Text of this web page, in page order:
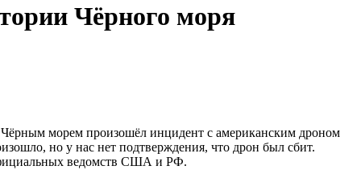
Чёрного моря
Чёрным морем произошёл инцидент с американским дроном
но у нас нет подтверждения, что дрон был сбит.
ведомств США и РФ.